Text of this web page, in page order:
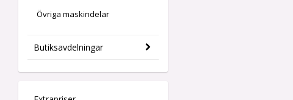
Övriga maskindelar
Butiksavdelningar